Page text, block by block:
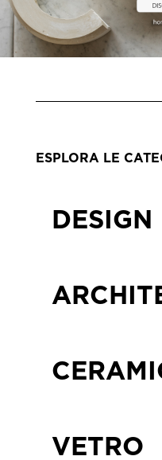
ESPLORA LE
DESIGN
VETRO